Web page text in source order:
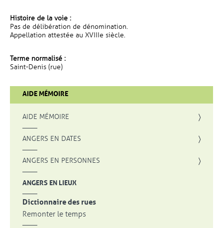
Histoire de la voie :
Pas de délibération de dénomination.
Appellation attestée au XVIIIe siècle.
Terme normalisé :
Saint-Denis (rue)
AIDE MÉMOIRE
AIDE MÉMOIRE
ANGERS EN DATES
ANGERS EN PERSONNES
ANGERS EN LIEUX
Dictionnaire des rues
Remonter le temps